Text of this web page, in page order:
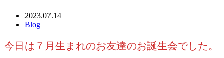
2023.07.14
Blog
今日は７月生まれのお友達のお誕生会でした。